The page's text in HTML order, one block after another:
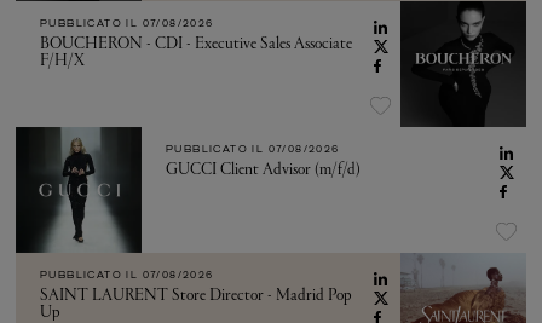
PUBBLICATO IL 07/08/2026
BOUCHERON - CDI - Executive Sales Associate
F/H/X
PUBBLICATO IL 07/08/2026
GUCCI Client Advisor (m/f/d)
PUBBLICATO IL 07/08/2026
SAINT LAURENT Store Director - Madrid Pop
Up